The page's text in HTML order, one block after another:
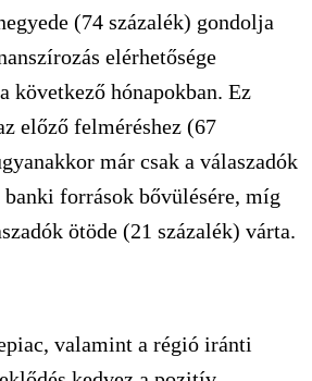
(74 százalék) gondolja
elérhetősége
következő hónapokban. Ez
előző felméréshez (67
már csak a válaszadók
források bővülésére, míg
ötöde (21 százalék) várta.
valamint a régió iránti